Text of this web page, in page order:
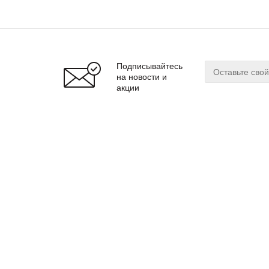
Подписывайтесь
на новости и
акции